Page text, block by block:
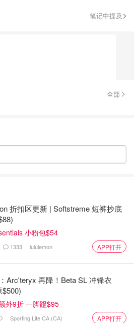
笔记中提及
全部
折扣区更新 | Softstreme 短裤抄底
小粉包$54
1333 lululemon APP打开
Arc'teryx 再降！Beta SL 冲锋衣
$500)
外9折 一脚蹬$95
Sporting Life CA (CA) APP打开